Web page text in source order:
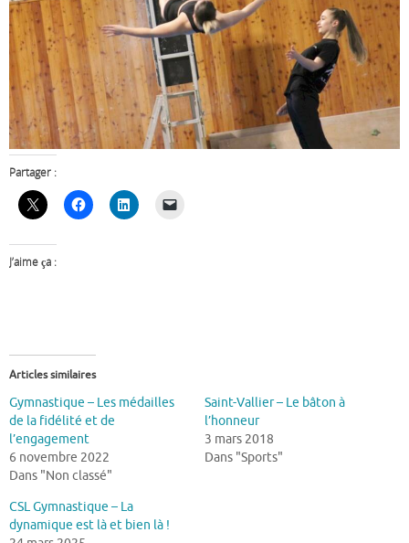
Partager :
J’aime ça :
Articles similaires
Gymnastique – Les médailles
de la fidélité et de
l’engagement
6 novembre 2022
Dans "Non classé"
Saint-Vallier – Le bâton à
l’honneur
3 mars 2018
Dans "Sports"
CSL Gymnastique – La
dynamique est là et bien là !